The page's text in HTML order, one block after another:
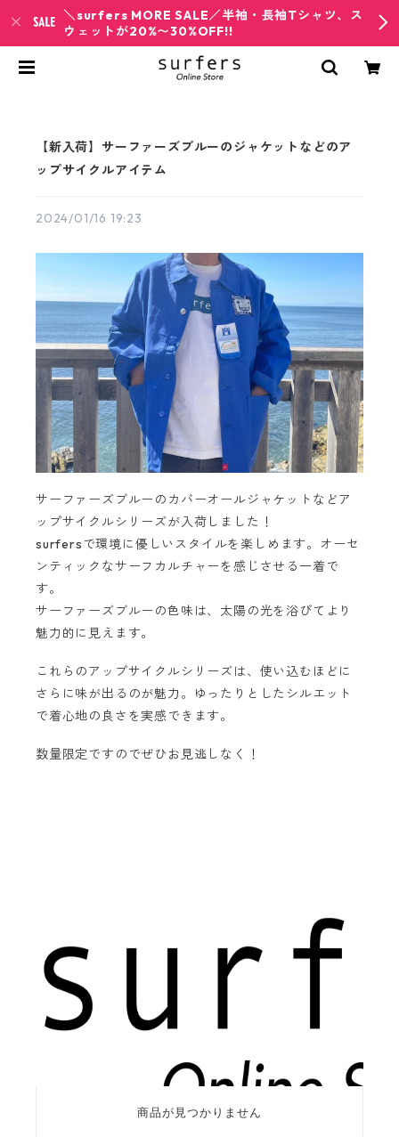
＼surfers MORE SALE／半袖・長袖Tシャツ、ス
ウェットが20%〜30%OFF!!
【新入荷】サーファーズブルーのジャケットなどのア
ップサイクルアイテム
2024/01/16 19:23
サーファーズブルーのカバーオールジャケットなどア
ップサイクルシリーズが入荷しました！
surfersで環境に優しいスタイルを楽しめます。オーセ
ンティックなサーフカルチャーを感じさせる一着で
す。
サーファーズブルーの色味は、太陽の光を浴びてより
魅力的に見えます。
これらのアップサイクルシリーズは、使い込むほどに
さらに味が出るのが魅力。ゆったりとしたシルエット
で着心地の良さを実感できます。
数量限定ですのでぜひお見逃しなく！